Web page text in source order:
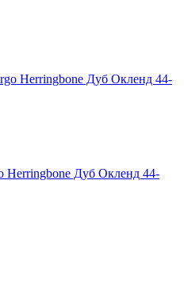
Herringbone Дуб Окленд 44-